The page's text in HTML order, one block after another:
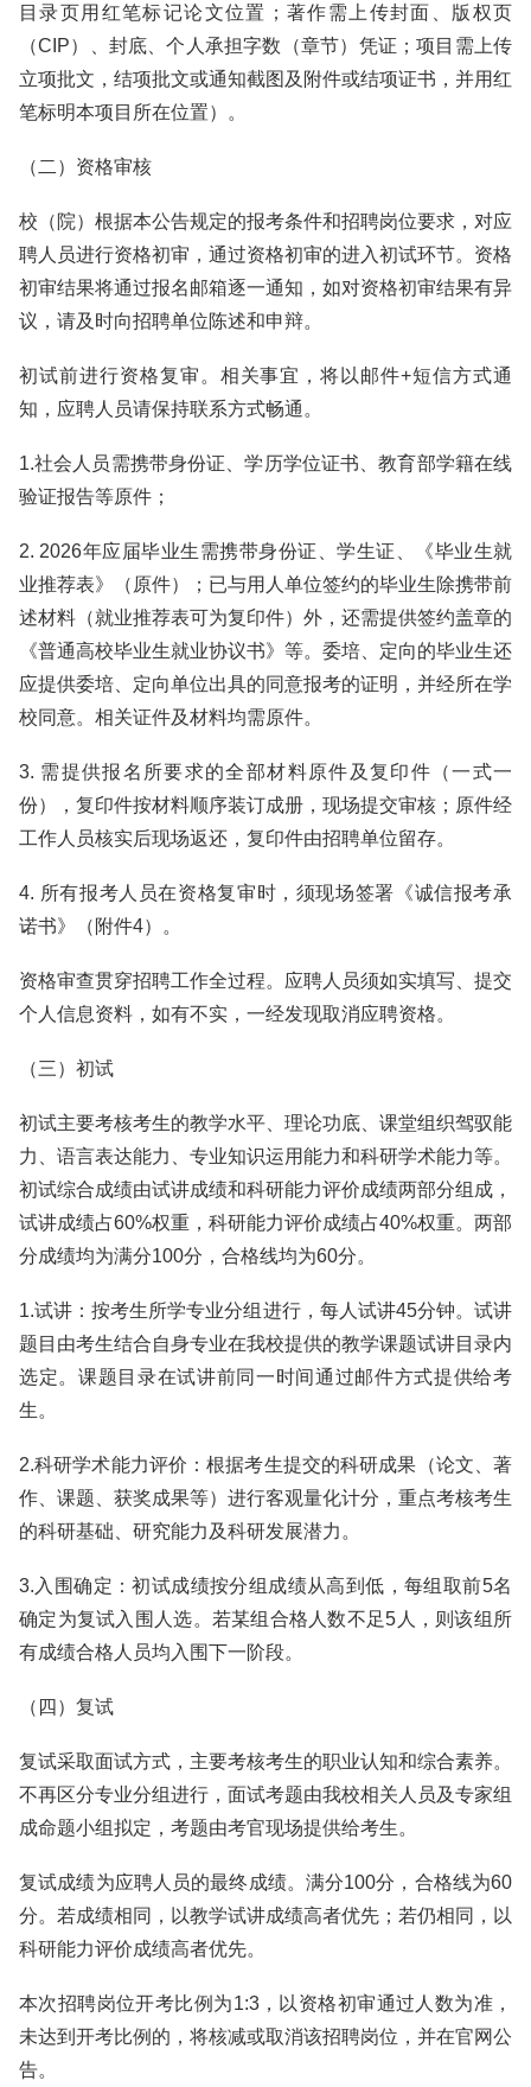
目录页用红笔标记论文位置；著作需上传封面、版权页
（CIP）、封底、个人承担字数（章节）凭证；项目需上传
立项批文，结项批文或通知截图及附件或结项证书，并用红
笔标明本项目所在位置）。
（二）资格审核
校（院）根据本公告规定的报考条件和招聘岗位要求，对应
聘人员进行资格初审，通过资格初审的进入初试环节。资格
初审结果将通过报名邮箱逐一通知，如对资格初审结果有异
议，请及时向招聘单位陈述和申辩。
初试前进行资格复审。相关事宜，将以邮件+短信方式通
知，应聘人员请保持联系方式畅通。
1.社会人员需携带身份证、学历学位证书、教育部学籍在线
验证报告等原件；
2. 2026年应届毕业生需携带身份证、学生证、《毕业生就
业推荐表》（原件）；已与用人单位签约的毕业生除携带前
述材料（就业推荐表可为复印件）外，还需提供签约盖章的
《普通高校毕业生就业协议书》等。委培、定向的毕业生还
应提供委培、定向单位出具的同意报考的证明，并经所在学
校同意。相关证件及材料均需原件。
3. 需提供报名所要求的全部材料原件及复印件（一式一
份），复印件按材料顺序装订成册，现场提交审核；原件经
工作人员核实后现场返还，复印件由招聘单位留存。
4. 所有报考人员在资格复审时，须现场签署《诚信报考承
诺书》（附件4）。
资格审查贯穿招聘工作全过程。应聘人员须如实填写、提交
个人信息资料，如有不实，一经发现取消应聘资格。
（三）初试
初试主要考核考生的教学水平、理论功底、课堂组织驾驭能
力、语言表达能力、专业知识运用能力和科研学术能力等。
初试综合成绩由试讲成绩和科研能力评价成绩两部分组成，
试讲成绩占60%权重，科研能力评价成绩占40%权重。两部
分成绩均为满分100分，合格线均为60分。
1.试讲：按考生所学专业分组进行，每人试讲45分钟。试讲
题目由考生结合自身专业在我校提供的教学课题试讲目录内
选定。课题目录在试讲前同一时间通过邮件方式提供给考
生。
2.科研学术能力评价：根据考生提交的科研成果（论文、著
作、课题、获奖成果等）进行客观量化计分，重点考核考生
的科研基础、研究能力及科研发展潜力。
3.入围确定：初试成绩按分组成绩从高到低，每组取前5名
确定为复试入围人选。若某组合格人数不足5人，则该组所
有成绩合格人员均入围下一阶段。
（四）复试
复试采取面试方式，主要考核考生的职业认知和综合素养。
不再区分专业分组进行，面试考题由我校相关人员及专家组
成命题小组拟定，考题由考官现场提供给考生。
复试成绩为应聘人员的最终成绩。满分100分，合格线为60
分。若成绩相同，以教学试讲成绩高者优先；若仍相同，以
科研能力评价成绩高者优先。
本次招聘岗位开考比例为1:3，以资格初审通过人数为准，
未达到开考比例的，将核减或取消该招聘岗位，并在官网公
告。